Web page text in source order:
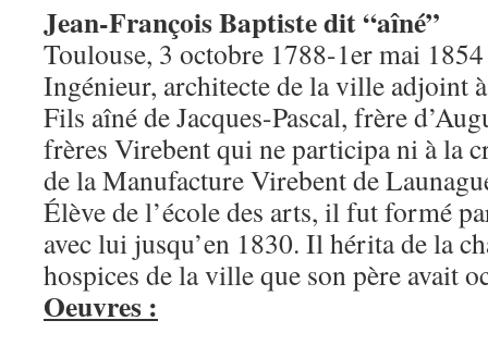
Jean-François Baptiste dit “aîné”
Toulouse, 3 octobre 1788-1er mai 1854
Ingénieur, architecte de la ville adjoint à
Fils aîné de Jacques-Pascal, frère
frères Virebent qui ne participa ni à la
de la Manufacture Virebent de
Élève de l’école des arts, il fut formé
avec lui jusqu’en 1830. Il hérita de la
hospices de la ville que son père avait
Oeuvres :